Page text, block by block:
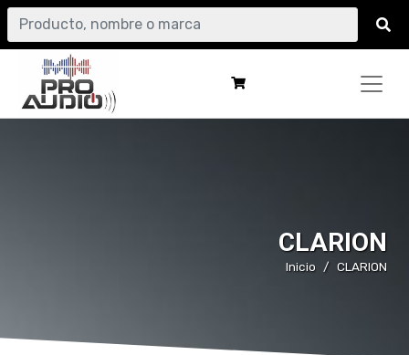
CLARION
Inicio CLARION